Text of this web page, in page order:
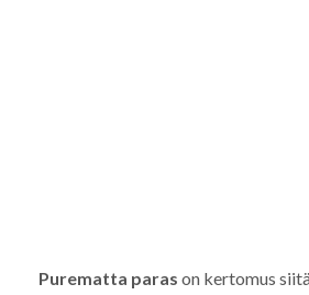
Purematta paras on kertomus